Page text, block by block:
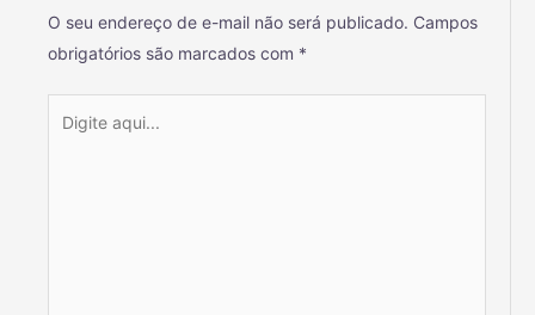
O seu endereço de e-mail não será publicado. Campos
obrigatórios são marcados com *